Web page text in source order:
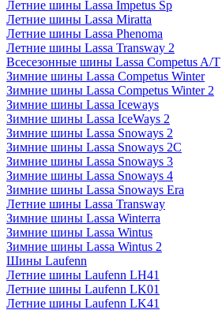
Летние шины Lassa Impetus Sp
Летние шины Lassa Miratta
Летние шины Lassa Phenoma
Летние шины Lassa Transway 2
Всесезонные шины Lassa Competus A/T
Зимние шины Lassa Competus Winter
Зимние шины Lassa Competus Winter 2
Зимние шины Lassa Iceways
Зимние шины Lassa IceWays 2
Зимние шины Lassa Snoways 2
Зимние шины Lassa Snoways 2C
Зимние шины Lassa Snoways 3
Зимние шины Lassa Snoways 4
Зимние шины Lassa Snoways Era
Летние шины Lassa Transway
Зимние шины Lassa Winterra
Зимние шины Lassa Wintus
Зимние шины Lassa Wintus 2
Шины Laufenn
Летние шины Laufenn LH41
Летние шины Laufenn LK01
Летние шины Laufenn LK41